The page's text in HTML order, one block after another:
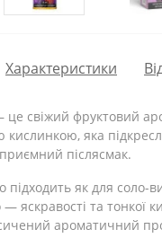
Характеристики
свіжий фруктовий
яка
післясмак.
як для соло-
— яскравості та
ароматичний